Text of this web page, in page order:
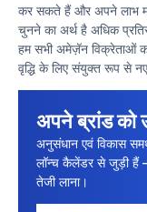
कर सकते हैं और अपने लाभ
चुनने का अर्थ है अधिक
हम सभी अमेज़ॅन विक्रेताओं
वृद्धि के लिए संयुक्त रूप से
अपने ब्रांड को
अनुसंधान एवं विकास
लॉन्च कैलेंडर से जुड़ी हैं
तेजी लाना।